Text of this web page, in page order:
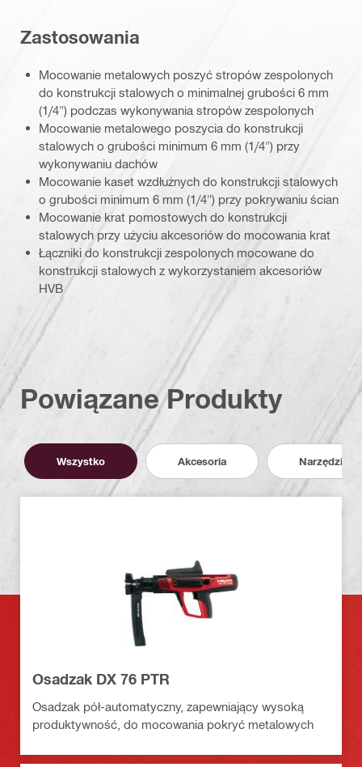
Zastosowania
Mocowanie metalowych poszyć stropów zespolonych
do konstrukcji stalowych o minimalnej grubości 6 mm
(1/4") podczas wykonywania stropów zespolonych
Mocowanie metalowego poszycia do konstrukcji
stalowych o grubości minimum 6 mm (1/4") przy
wykonywaniu dachów
Mocowanie kaset wzdłużnych do konstrukcji stalowych
o grubości minimum 6 mm (1/4") przy pokrywaniu ścian
Mocowanie krat pomostowych do konstrukcji
stalowych przy użyciu akcesoriów do mocowania krat
Łączniki do konstrukcji zespolonych mocowane do
konstrukcji stalowych z wykorzystaniem akcesoriów
HVB
Powiązane Produkty
Wszystko Akcesoria Narzędzia
Osadzak DX 76 PTR
Osadzak pół-automatyczny, zapewniający wysoką
produktywność, do mocowania pokryć metalowych